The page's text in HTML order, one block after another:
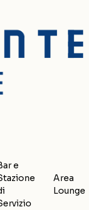
e
Area
Lounge